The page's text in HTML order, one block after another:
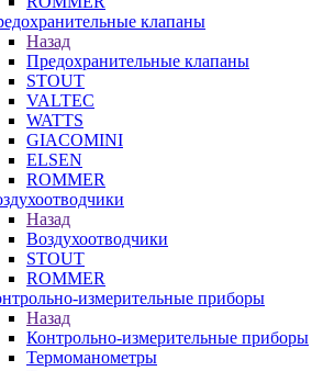
клапаны
Назад
Предохранительные клапаны
STOUT
VALTEC
WATTS
GIACOMINI
ELSEN
ROMMER
Назад
Воздухоотводчики
STOUT
ROMMER
измерительные приборы
Назад
Контрольно-измерительные приборы
Термоманометры